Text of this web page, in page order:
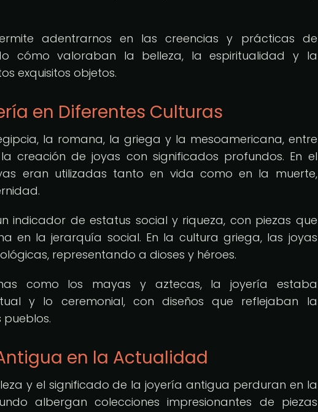
adentrarnos en las creencias y prácticas de
cómo valoraban la belleza, la espiritualidad y la
exquisitos objetos.
en Diferentes Culturas
la romana, la griega y la mesoamericana, entre
creación de joyas con significados profundos. En el
eran utilizadas tanto en vida como en la muerte,
indicador de estatus social y riqueza, con piezas que
en la jerarquía social. En la cultura griega, las joyas
representando a dioses y héroes.
como los mayas y aztecas, la joyería estaba
y lo ceremonial, con diseños que reflejaban la
en la Actualidad
y el significado de la joyería antigua perduran en la
albergan colecciones impresionantes de piezas